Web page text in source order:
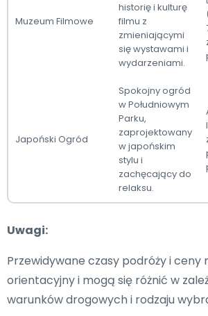
Muzeum Filmowe
historię i kulturę
filmu z
zmieniającymi
się wystawami i
wydarzeniami.
Japoński Ogród
Spokojny ogród
w Południowym
Parku,
zaprojektowany
w japońskim
stylu i
zachęcający do
relaksu.
Uwagi:
Przewidywane czasy podróży i
orientacyjny i mogą się różnić w
warunków drogowych i rodzaju